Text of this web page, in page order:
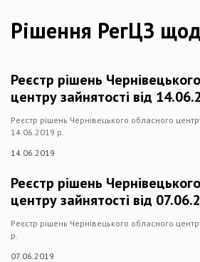
Рішення РегЦЗ
Реєстр рішень
центру зайнятості від
Реєстр рішень Чернівецького обласного
14.06.2019 р.
14.06.2019
Реєстр рішень
центру зайнятості від
Реєстр рішень Чернівецького обласного
р.
07.06.2019